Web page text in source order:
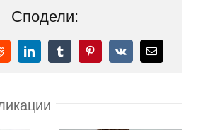
Сподели:
LinkedInTumblrPinterest
Vk
поща: